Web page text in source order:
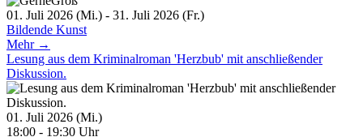
01. Juli 2026 (Mi.) - 31. Juli 2026 (Fr.)
Bildende Kunst
Mehr →
Lesung aus dem Kriminalroman 'Herzbub' mit anschließender
Diskussion.
01. Juli 2026 (Mi.)
18:00 - 19:30 Uhr